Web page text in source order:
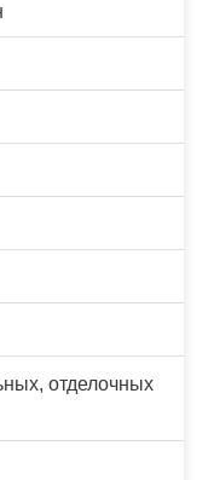
отделочных